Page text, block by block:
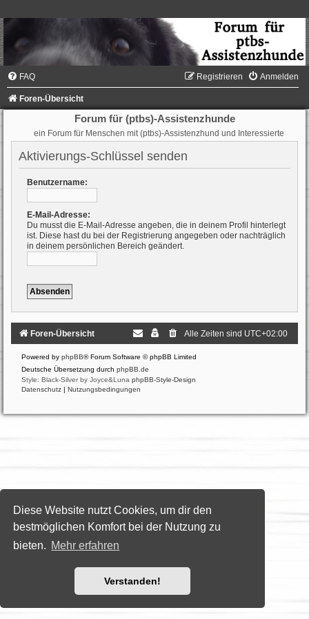
Diese Website nutzt Cookies, um dir den
bestmöglichen Komfort bei der Nutzung zu
bieten. Mehr erfahren
Verstanden!
FAQ Anmelden
Registrieren
Foren-Übersicht
Forum für (ptbs)-Assistenzhunde
ein Forum für Menschen mit (ptbs)-Assistenzhund und Interessierte
Aktivierungs-Schlüssel senden
Benutzername:
E-Mail-Adresse:
Du musst die E-Mail-Adresse angeben, die in deinem Profil hinterlegt
ist. Diese hast du bei der Registrierung angegeben oder nachträglich
in deinem persönlichen Bereich geändert.
Foren-Übersicht Alle Zeiten sind UTC+02:00
Powered by phpBB® Forum Software © phpBB Limited
Deutsche Übersetzung durch phpBB.de
Style: Black-Silver by Joyce&Luna phpBB-Style-Design
Datenschutz | Nutzungsbedingungen